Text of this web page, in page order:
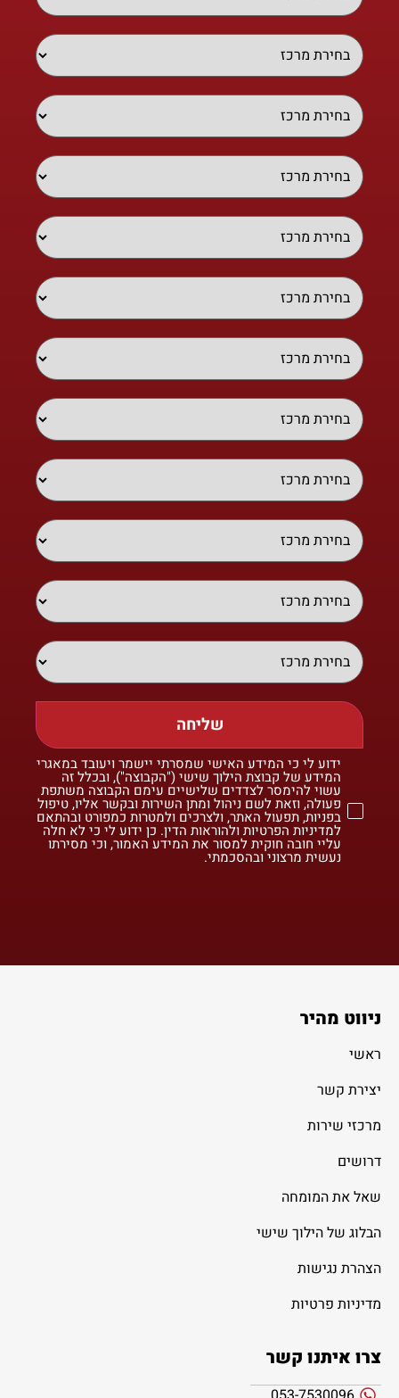
שליחה
ידוע לי כי המידע האישי שמסרתי יישמר ויעובד במאגרי
המידע של קבוצת הילוך שישי ("הקבוצה"), ובכלל זה
עשוי להימסר לצדדים שלישיים עימם הקבוצה משתפת
פעולה, וזאת לשם ניהול ומתן השירות ובקשר אליו, טיפול
בפניות, תפעול האתר, ולצרכים ולמטרות כמפורט ובהתאם
למדיניות הפרטיות ולהוראות הדין. כן ידוע לי כי לא חלה
עליי חובה חוקית למסור את המידע האמור, וכי מסירתו
נעשית מרצוני ובהסכמתי.
ניווט מהיר
ראשי
יצירת קשר
מרכזי שירות
דרושים
שאל את המומחה
הבלוג של הילוך שישי
הצהרת נגישות
מדיניות פרטיות
צרו איתנו קשר